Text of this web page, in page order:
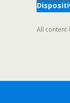
All content